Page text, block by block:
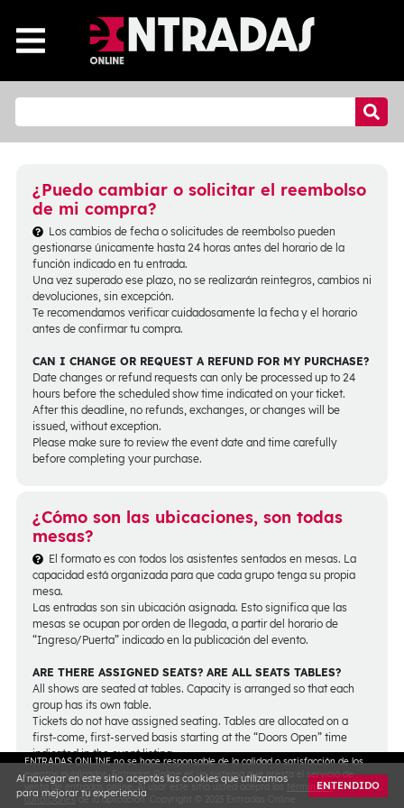
¿Puedo cambiar o solicitar el reembolso
de mi compra?
Los cambios de fecha o solicitudes de reembolso pueden
gestionarse únicamente hasta 24 horas antes del horario de la
función indicado en tu entrada.
Una vez superado ese plazo, no se realizarán reintegros, cambios ni
devoluciones, sin excepción.
Te recomendamos verificar cuidadosamente la fecha y el horario
antes de confirmar tu compra.
CAN I CHANGE OR REQUEST A REFUND FOR MY PURCHASE?
Date changes or refund requests can only be processed up to 24
hours before the scheduled show time indicated on your ticket.
After this deadline, no refunds, exchanges, or changes will be
issued, without exception.
Please make sure to review the event date and time carefully
before completing your purchase.
¿Cómo son las ubicaciones, son todas
mesas?
El formato es con todos los asistentes sentados en mesas. La
capacidad está organizada para que cada grupo tenga su propia
mesa.
Las entradas son sin ubicación asignada. Esto significa que las
mesas se ocupan por orden de llegada, a partir del horario de
“Ingreso/Puerta” indicado en la publicación del evento.
ARE THERE ASSIGNED SEATS? ARE ALL SEATS TABLES?
All shows are seated at tables. Capacity is arranged so that each
group has its own table.
Tickets do not have assigned seating. Tables are allocated on a
first-come, first-served basis starting at the “Doors Open” time
indicated in the event listing.
ENTRADAS ONLINE no se hace responsable de la calidad o satisfacción de los
eventos publicados. Entradas Online es un sistema que presta el servicio de
venta de entradas online. Al usar este sitio usted acepta los
términos y
condicionesde la aplicación. Copyright © 2023 Entradas Online.
Al navegar en este sitio aceptás las cookies que utilizamos
para mejorar tu experiencia
ENTENDIDO